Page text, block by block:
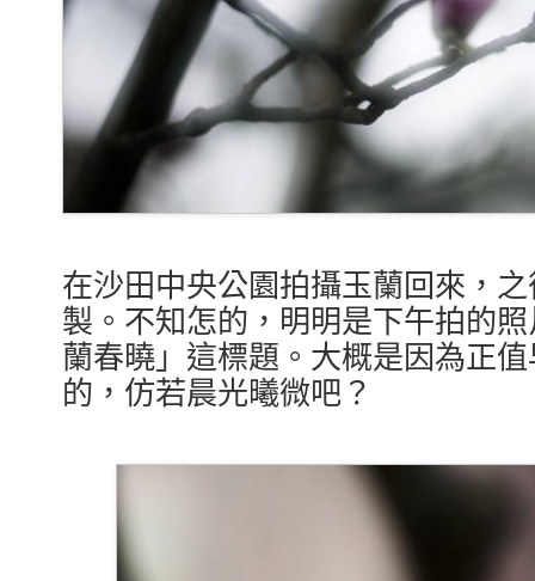
在沙田中央公園拍攝玉蘭回來，
製。不知怎的，明明是下午拍的
蘭春曉」這標題。大概是因為正
的，仿若晨光曦微吧？